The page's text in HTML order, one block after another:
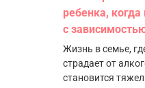
ребенка,
с
Жизнь в семье,
страдает от
становится